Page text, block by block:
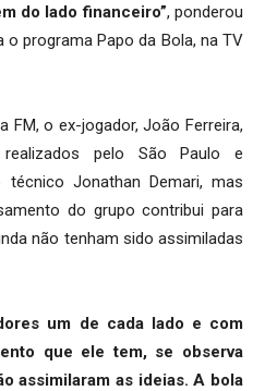
do lado financeiro”, ponderou
programa Papo da Bola, na TV
FM, o ex-jogador, João Ferreira,
pelo São Paulo e
Jonathan Demari, mas
do grupo contribui para
não tenham sido assimiladas
um de cada lado e com
que ele tem, se observa
assimilaram as ideias. A bola